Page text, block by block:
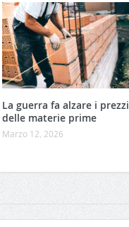
La guerra fa alzare i prezzi
delle materie prime
Marzo 12, 2026